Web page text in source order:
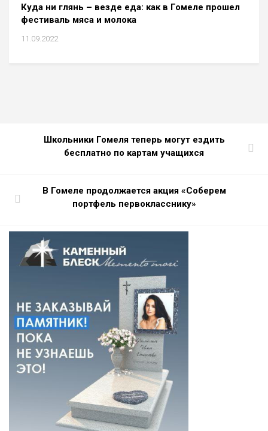
Куда ни глянь – везде еда: как в Гомеле прошел
фестиваль мяса и молока
11.09.2022
Школьники Гомеля теперь могут ездить
бесплатно по картам учащихся
В Гомеле продолжается акция «Соберем
портфель первокласснику»